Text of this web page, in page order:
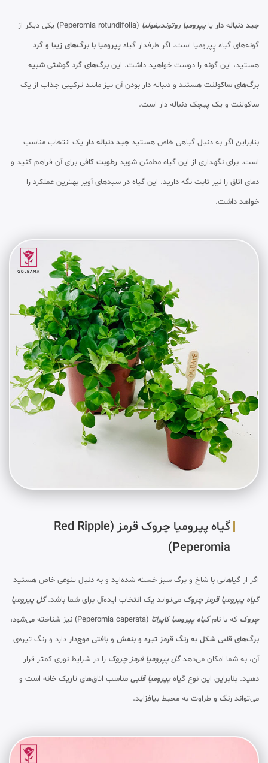
جید دنباله دار یاپپرومیا روتوندیفولیا
(Peperomia rotundifolia) یکی دیگر از
گونه‌های گیاه پِپرومیا است. اگر طرفدار گیاه پپرومیا با برگ‌های زیبا و گرد
هستید، این گونه را دوست خواهید داشت. این برگ‌های گرد گوشتی شبیه
برگ‌های ساکولنت هستند و دنباله دار بودن آن نیز مانند ترکیبی جذاب از یک
ساکولنت و یک پیچک دنباله دار است.
بنابراین اگر به دنبال گیاهی خاص هستید جید دنباله دار یک انتخاب مناسب
است. برای نگهداری از این گیاه مطمئن شوید رطوبت کافی برای آن فراهم کنید و
دمای اتاق را نیز ثابت نگه دارید. این گیاه در سبدهای آویز بهترین عملکرد را
خواهد داشت.
گیاه پپرومیا چروک قرمز (Red Ripple
Peperomia)
اگر از گیاهانی با شاخ و برگ سبز خسته شده‌اید و به دنبال تنوعی خاص هستید
گیاه پپرومیا قرمز چروک می‌تواند یک انتخاب ایده‌آل برای شما باشد.گل پپرومیا
چروک که با نامگیاه پپرومیا کاپراتا (Peperomia caperata) نیز شناخته می‌شود،
برگ‌های قلبی شکل به رنگ قرمز تیره و بنفش و بافتی موج‌دار دارد و رنگ تیره‌ی
آن، به شما امکان می‌دهدگل پپرومیا قرمز چروک را در شرایط نوری کمتر قرار
دهید. بنابراین این نوع گیاهپپرومیا قلبی مناسب اتاق‌های تاریک خانه است و
می‌تواند رنگ و طراوت به محیط بیافزاید.